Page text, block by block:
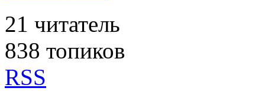
21 читатель
838 топиков
RSS